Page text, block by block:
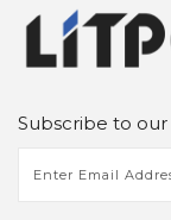
Subscribe to